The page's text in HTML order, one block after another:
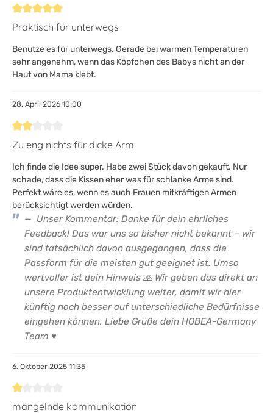
Bewertung mit 5 von 5 Sternen
Praktisch für unterwegs
Benutze es für unterwegs. Gerade bei warmen Temperaturen
sehr angenehm, wenn das Köpfchen des Babys nicht an der
Haut von Mama klebt.
28. April 2026 10:00
Bewertung mit 2 von 5 Sternen
Zu eng nichts für dicke Arm
Ich finde die Idee super. Habe zwei Stück davon gekauft. Nur
schade, dass die Kissen eher was für schlanke Arme sind.
Perfekt wäre es, wenn es auch Frauen mitkräftigen Armen
berücksichtigt werden würden.
Unser Kommentar: Danke für dein ehrliches
Feedback! Das war uns so bisher nicht bekannt – wir
sind tatsächlich davon ausgegangen, dass die
Passform für die meisten gut geeignet ist. Umso
wertvoller ist dein Hinweis 🙏 Wir geben das direkt an
unsere Produktentwicklung weiter, damit wir hier
künftig noch besser auf unterschiedliche Bedürfnisse
eingehen können. Liebe Grüße dein HOBEA-Germany
Team ♥
6. Oktober 2025 11:35
Bewertung mit 1 von 5 Sternen
mangelnde kommunikation